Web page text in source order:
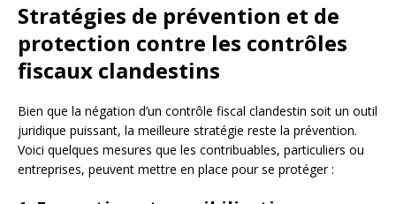
Stratégies de prévention et de
protection contre les contrôles
fiscaux clandestins
Bien que la négation d’un contrôle fiscal clandestin soit un outil
juridique puissant, la meilleure stratégie reste la prévention.
Voici quelques mesures que les contribuables, particuliers ou
entreprises, peuvent mettre en place pour se protéger :